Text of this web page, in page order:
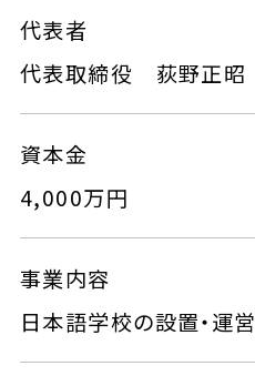
代表者
代表取締役 荻野正昭
資本金
4,000万円
事業内容
日本語学校の設置・運営